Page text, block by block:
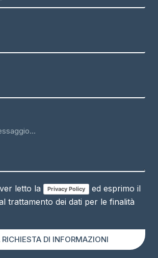
letto la Privacy Policy
ed esprimo il
trattamento dei dati per le finalità
DI INFORMAZIONI